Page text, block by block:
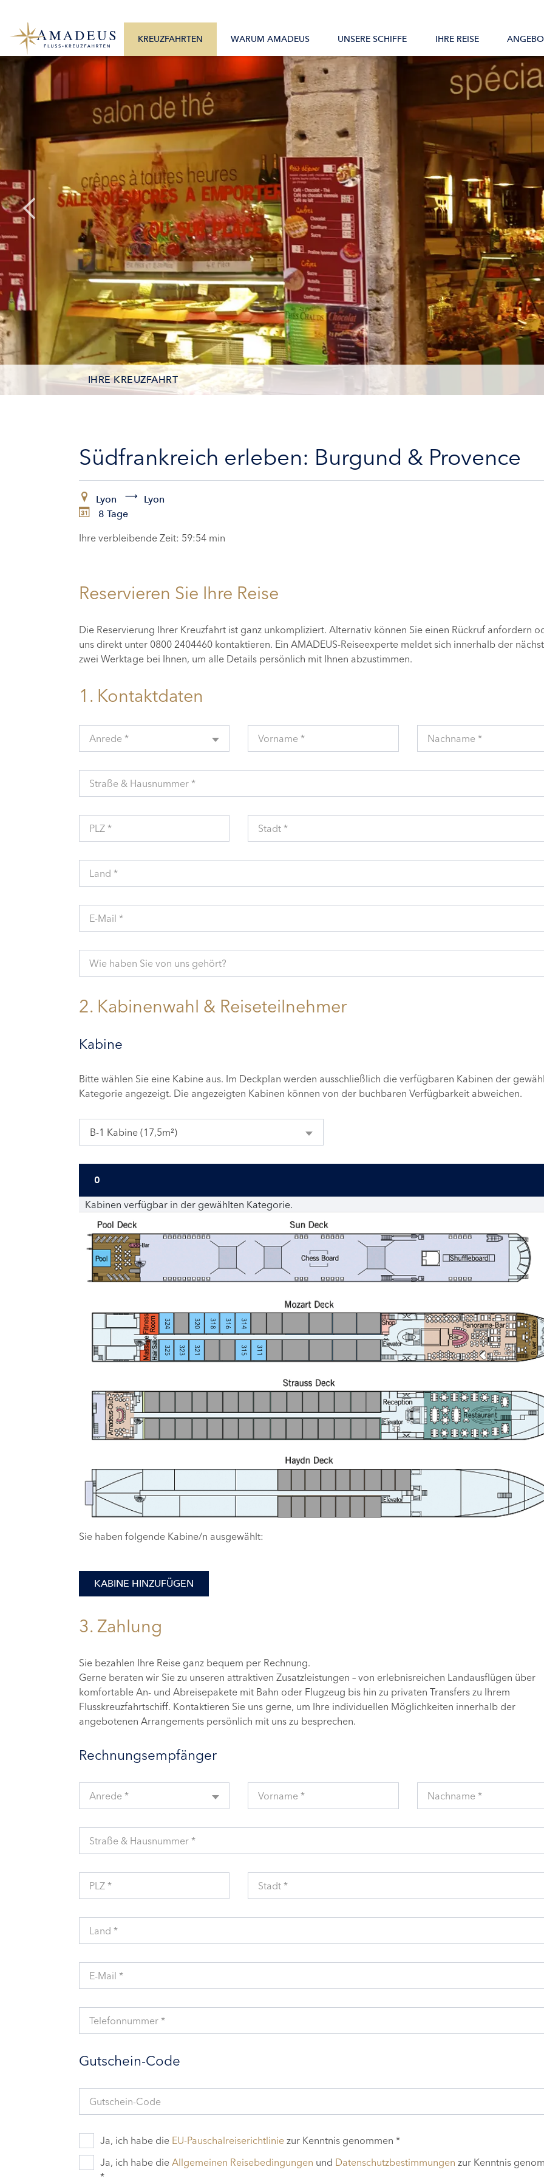
IHRE KREUZFAHRT
Südfrankreich erleben: Burgund & Provence
Lyon
Lyon
8 Tage
Ihre verbleibende Zeit: 59:53 min
Reservieren Sie Ihre Reise
Die Reservierung Ihrer Kreuzfahrt ist ganz unkompliziert. Alternativ können Sie einen Rückruf anfordern
uns direkt unter 0800 2404460 kontaktieren. Ein AMADEUS-Reiseexperte meldet sich innerhalb der
zwei Werktage bei Ihnen, um alle Details persönlich mit Ihnen abzustimmen.
1. Kontaktdaten
Anrede * Vorname * Nachname *
Straße & Hausnummer *
PLZ * Stadt *
Land *
E-Mail *
Wie haben Sie von uns gehört?
2. Kabinenwahl & Reiseteilnehmer
Kabine
Bitte wählen Sie eine Kabine aus. Im Deckplan werden ausschließlich die verfügbaren Kabinen der
Kategorie angezeigt. Die angezeigten Kabinen können von der buchbaren Verfügbarkeit abweichen.
B-1 Kabine (17,5m²)
0
Kabinen verfügbar in der gewählten Kategorie.
311
314
315
316
318
320
321
323
324
325
Sie haben folgende Kabine/n ausgewählt:
KABINE HINZUFÜGEN
3. Zahlung
Sie bezahlen Ihre Reise ganz bequem per Rechnung.
Gerne beraten wir Sie zu unseren attraktiven Zusatzleistungen – von erlebnisreichen Landausflügen über
komfortable An- und Abreisepakete mit Bahn oder Flugzeug bis hin zu privaten Transfers zu Ihrem
Flusskreuzfahrtschiff. Kontaktieren Sie uns gerne, um Ihre individuellen Möglichkeiten innerhalb der
angebotenen Arrangements persönlich mit uns zu besprechen.
Rechnungsempfänger
Anrede * Vorname * Nachname *
Straße & Hausnummer *
PLZ * Stadt *
Land *
E-Mail *
Telefonnummer *
Gutschein-Code
Gutschein-Code
Ja, ich habe die EU-Pauschalreiserichtlinie zur Kenntnis genommen *
Ja, ich habe die Allgemeinen Reisebedingungen und Datenschutzbestimmungen zur Kenntnis
KREUZFAHRTEN WARUM AMADEUS UNSERE SCHIFFE IHRE REISE
Alle Monate Mo. – Fr. 9:30 – 17:30 Uhr